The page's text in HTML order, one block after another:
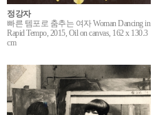
정강자
빠른 템포로 춤추는 여자 Woman Dancing in
Rapid Tempo, 2015, Oil on canvas, 162 x 130.3
cm